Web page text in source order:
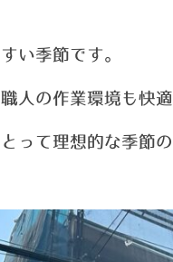
い季節です。
人の作業環境も快適
って理想的な季節